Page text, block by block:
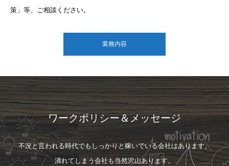
策」等、ご相談ください。
業務内容
ワークポリシー＆メッセージ
不況と言われる時代でもしっかりと稼いでいる会社はあります。
潰れてしまう会社も当然沢山あります。